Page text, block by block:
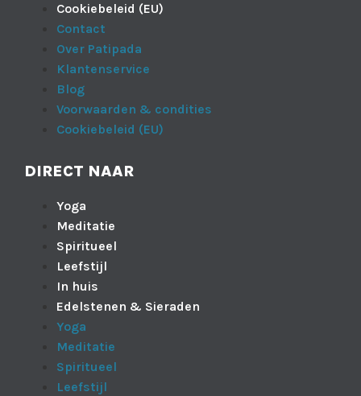
Cookiebeleid (EU)
Contact
Over Patipada
Klantenservice
Blog
Voorwaarden & condities
Cookiebeleid (EU)
DIRECT NAAR
Yoga
Meditatie
Spiritueel
Leefstijl
In huis
Edelstenen & Sieraden
Yoga
Meditatie
Spiritueel
Leefstijl